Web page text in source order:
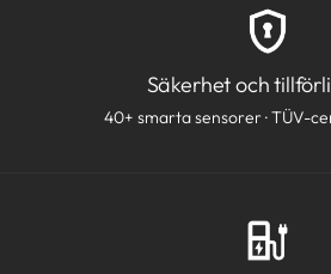
Säkerhet och
40+ smarta sensorer · TÜV-